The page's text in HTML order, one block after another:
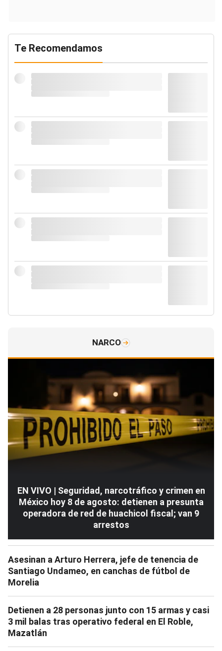
Te Recomendamos
NARCO
EN VIVO | Seguridad, narcotráfico y crimen en
México hoy 8 de agosto: detienen a presunta
operadora de red de huachicol fiscal; van 9
arrestos
Asesinan a Arturo Herrera, jefe de tenencia de
Santiago Undameo, en canchas de fútbol de
Morelia
Detienen a 28 personas junto con 15 armas y casi
3 mil balas tras operativo federal en El Roble,
Mazatlán